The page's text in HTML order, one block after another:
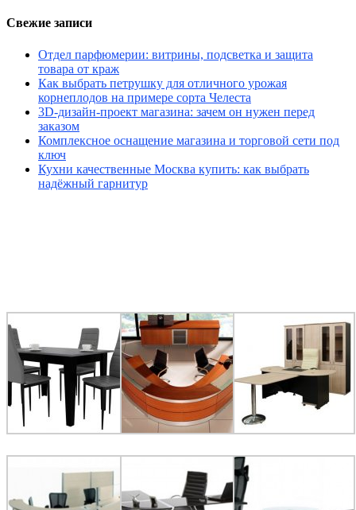
Свежие записи
Отдел парфюмерии: витрины, подсветка и защита
товара от краж
Как выбрать петрушку для отличного урожая
корнеплодов на примере сорта Челеста
3D-дизайн-проект магазина: зачем он нужен перед
заказом
Комплексное оснащение магазина и торговой сети под
ключ
Кухни качественные Москва купить: как выбрать
надёжный гарнитур